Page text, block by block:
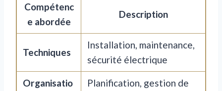
Compétenc
e abordée
Description
Techniques
Installation, maintenance,
sécurité électrique
Organisatio
Planification, gestion de